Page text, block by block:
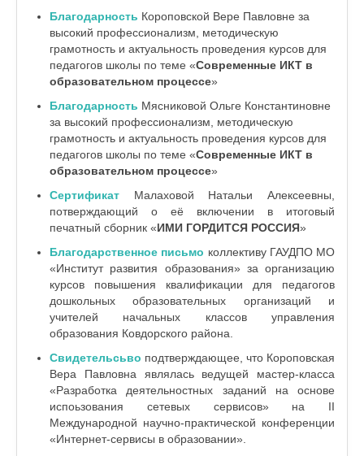
Благодарность Короповской Вере Павловне за
высокий профессионализм, методическую
грамотность и актуальность проведения курсов для
педагогов школы по теме «Современные ИКТ в
образовательном процессе»
Благодарность Мясниковой Ольге Константиновне
за высокий профессионализм, методическую
грамотность и актуальность проведения курсов для
педагогов школы по теме «Современные ИКТ в
образовательном процессе»
Сертификат
Малаховой Натальи Алексеевны,
потверждающий о её включении в итоговый
печатный сборник «ИМИ ГОРДИТСЯ РОССИЯ»
Благодарственное письмо коллективу ГАУДПО МО
«Институт развития образования» за организацию
курсов повышения квалификации для педагогов
дошкольных образовательных организаций и
учителей начальных классов управления
образования Ковдорского района.
Свидетельсьво подтверждающее, что Короповская
Вера Павловна являлась ведущей мастер-класса
«Разработка деятельностных заданий на основе
испоьзования сетевых сервисов» на II
Международной научно-практической конференции
«Интернет-сервисы в образовании».